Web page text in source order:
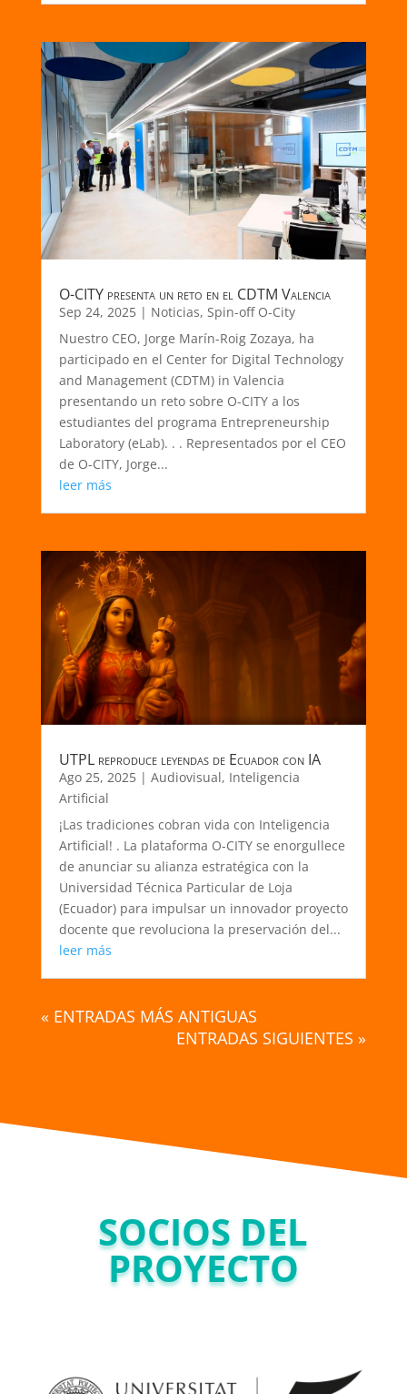
O-CITY presenta un reto en el CDTM Valencia
Sep 24, 2025| Noticias, Spin-off O-City
Nuestro CEO, Jorge Marín-Roig Zozaya, ha
participado en el Center for Digital Technology
and Management (CDTM) in Valencia
presentando un reto sobre O-CITY a los
estudiantes del programa Entrepreneurship
Laboratory (eLab). . . Representados por el CEO
de O-CITY, Jorge...
leer más
UTPL reproduce leyendas de Ecuador con IA
Ago 25, 2025| Audiovisual, Inteligencia
Artificial
¡Las tradiciones cobran vida con Inteligencia
Artificial! . La plataforma O-CITY se enorgullece
de anunciar su alianza estratégica con la
Universidad Técnica Particular de Loja
(Ecuador) para impulsar un innovador proyecto
docente que revoluciona la preservación del...
leer más
« ENTRADAS MÁS ANTIGUAS
ENTRADAS SIGUIENTES »
SOCIOS DEL
PROYECTO